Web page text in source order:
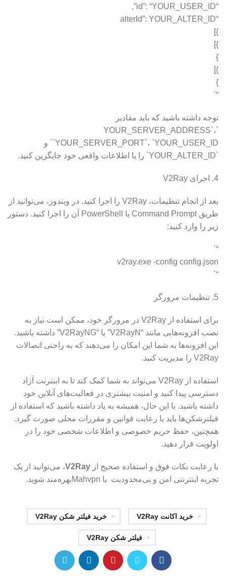
“id”: “YOUR_USER_ID”,
“alterId”: YOUR_ALTER_ID
}]
}]
}
}]
}
“`
توجه داشته باشید که باید مقادیر
`YOUR_SERVER_ADDRESS`،
`YOUR_SERVER_PORT`، `YOUR_USER_ID` و
`YOUR_ALTER_ID` را با اطلاعات واقعی خود جایگزین کنید.
4. اجرای V2Ray
بعد از انجام تنظیمات، V2Ray را اجرا کنید. در ویندوز، می‌توانید از
طریق Command Prompt یا PowerShell آن را اجرا کنید. دستور
زیر را وارد کنید:
“`
v2ray.exe -config config.json
“`
5. تنظیمات مرورگر
برای استفاده از V2Ray در مرورگر خود، ممکن است نیاز به
نصب افزونه‌هایی مانند “V2RayN” یا “V2RayNG” داشته باشید.
این افزونه‌ها به شما این امکان را می‌دهند که به راحتی اتصالات
V2Ray را مدیریت کنید.
استفاده از V2Ray می‌تواند به شما کمک کند تا به اینترنت آزاد
دسترسی پیدا کنید و امنیت بیشتری در فعالیت‌های آنلاین خود
داشته باشید. با این حال، همیشه به یاد داشته باشید که استفاده از
فیلترشکن‌ها باید با رعایت قوانین و مقررات محلی صورت گیرد.
همچنین، حفظ حریم خصوصی و اطلاعات شخصی خود را در
اولویت قرار دهید.
با رعایت نکات فوق و استفاده صحیح از V2Ray، می‌توانید از یک
تجربه اینترنتی امن و بی‌محدودیت با Mahvpnبهره‌مند شوید.
خريد اكانت V2Ray خريد فيلتر شكن V2Ray
فيلتر شكن V2Ray